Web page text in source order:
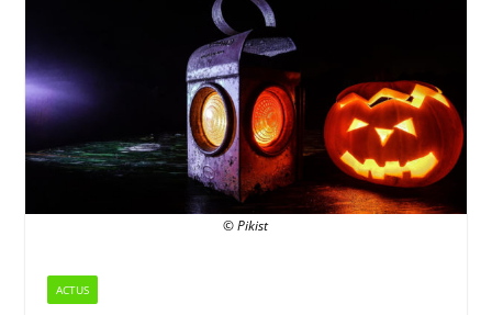
© Pikist
ACTUS